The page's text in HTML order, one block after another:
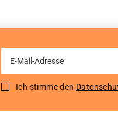
for
Newsletter:
Ich stimme den